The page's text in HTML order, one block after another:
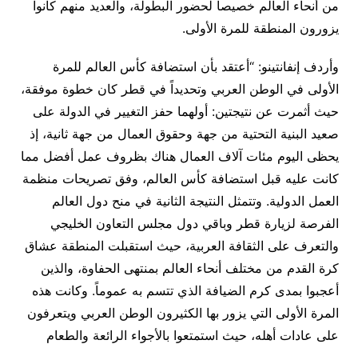
من أنحاء العالم خصيصاً لحضور البطولة، والعديد منهم كانوا
يزورون المنطقة للمرة الأولى.
وأردف إنفانتينو: “أعتقد بأن استضافة كأس العالم للمرة
الأولى في الوطن العربي وتحديداً في قطر كان خطوة موفقة،
حيث أثمرت عن نتيجتين: أولهما حفز التغيير في الدولة على
صعيد البنية التحتية من جهة وحقوق العمال من جهة ثانية، إذ
يحظى اليوم مئات آلاف العمال هناك بظروف عمل أفضل مما
كانت عليه قبل استضافة كأس العالم، وفق تصريحات منظمة
العمل الدولية. وتتمثل النتيجة الثانية في منح دول العالم
الفرصة لزيارة قطر وباقي دول مجلس التعاون الخليجي
والتعرف على الثقافة العربية، حيث استقبلت المنطقة عشاق
كرة القدم من مختلف أنحاء العالم بمنتهى الحفاوة، والذين
أعجبوا بمدى كرم الضيافة الذي تتسم به عموماً. وكانت هذه
المرة الأولى التي يزور بها الكثيرون الوطن العربي ويتعرفون
على عادات أهله، حيث استمتعوا بالأجواء الرائعة والطعام